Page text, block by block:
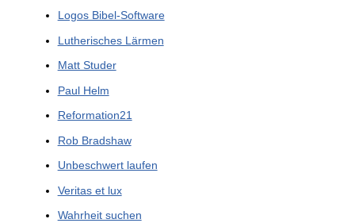
Logos Bibel-Software
Lutherisches Lärmen
Matt Studer
Paul Helm
Reformation21
Rob Bradshaw
Unbeschwert laufen
Veritas et lux
Wahrheit suchen